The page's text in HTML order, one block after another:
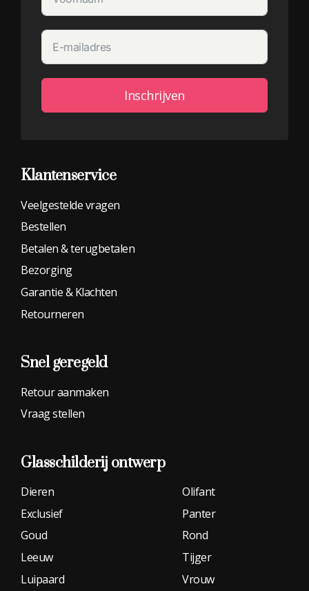
Inschrijven
Klantenservice
Veelgestelde vragen
Bestellen
Betalen & terugbetalen
Bezorging
Garantie & Klachten
Retourneren
Snel geregeld
Retour aanmaken
Vraag stellen
Glasschilderij ontwerp
Dieren
Exclusief
Goud
Leeuw
Luipaard
Olifant
Panter
Rond
Tijger
Vrouw